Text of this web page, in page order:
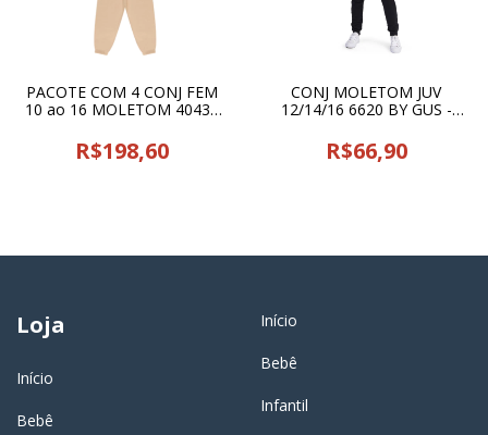
PACOTE COM 4 CONJ FEM
10 ao 16 MOLETOM 40434
R$198,60
CONJ MOLETOM JUV
12/14/16 6620 BY GUS -
R$66,90
Loja
Início
Bebê
Início
Bebê
Infantil